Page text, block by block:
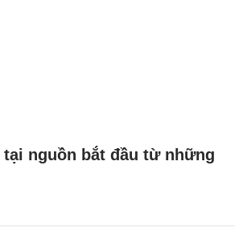
tại nguồn bắt đầu từ những